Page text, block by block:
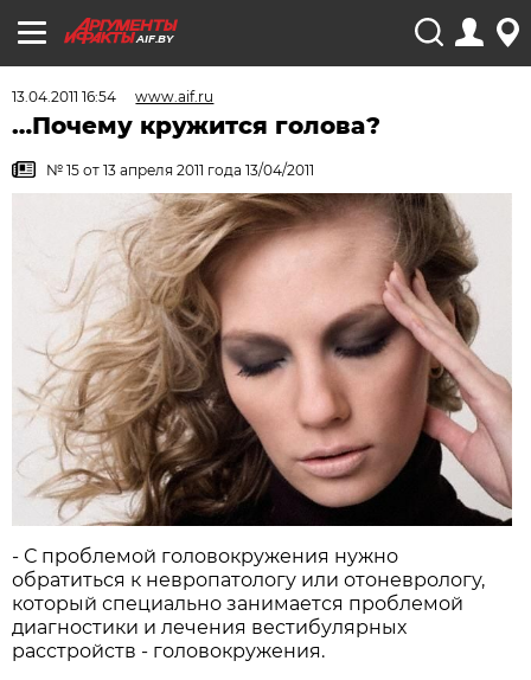
AIF.BY
13.04.2011 16:54 www.aif.ru
…Почему кружится голова?
№ 15 от 13 апреля 2011 года 13/04/2011
- С проблемой головокружения нужно
обратиться к невропатологу или отоневрологу,
который специально занимается проблемой
диагностики и лечения вестибулярных
расстройств - головокружения.